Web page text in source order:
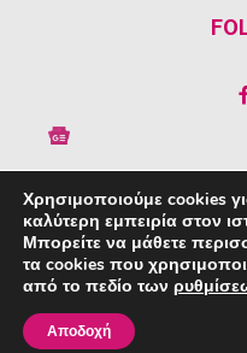
Copyright © 2026 Kirkinews
powered byCreative People
Χρησιμοποιούμε cookies
καλύτερη εμπειρία στον
Μπορείτε να μάθετε
τα cookies που
από το πεδίο των
Αποδοχή